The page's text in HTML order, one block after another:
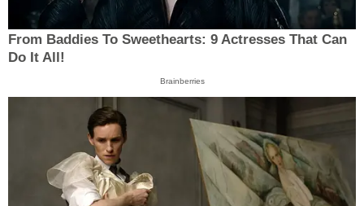
From Baddies To Sweethearts: 9 Actresses That Can
Do It All!
Brainberries